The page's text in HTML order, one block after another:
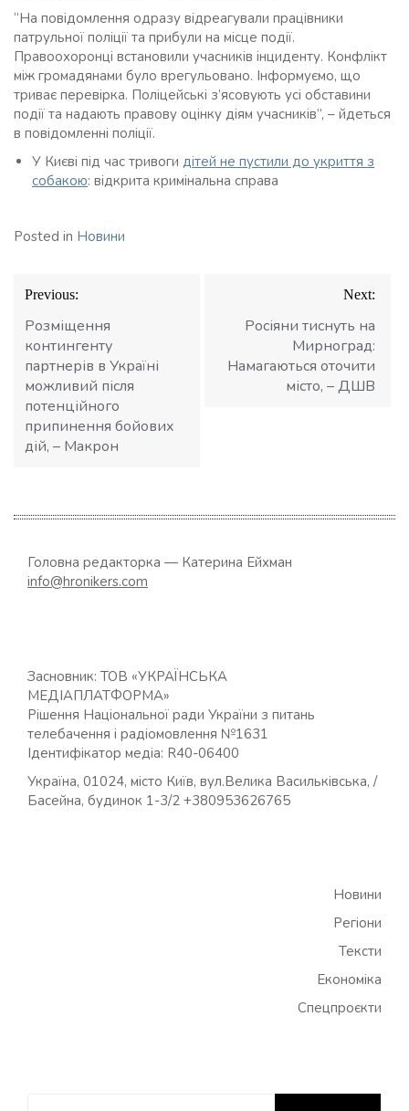
“На повідомлення одразу відреагували працівники
патрульної поліції та прибули на місце події.
Правоохоронці встановили учасників інциденту. Конфлікт
між громадянами було врегульовано. Інформуємо, що
триває перевірка. Поліцейські з’ясовують усі обставини
події та надають правову оцінку діям учасників”, – йдеться
в повідомленні поліції.
У Києві під час тривоги дітей не пустили до укриття з
собакою: відкрита кримінальна справа
Posted in Новини
Навігація
записів
Previous:
Розміщення
контингенту
партнерів в Україні
можливий після
потенційного
припинення бойових
дій, – Макрон
Next:
Росіяни тиснуть на
Мирноград:
Намагаються оточити
місто, – ДШВ
Головна редакторка — Катерина Ейхман
info@hronikers.com
Засновник: ТОВ «УКРАЇНСЬКА
МЕДІАПЛАТФОРМА»
Рішення Національної ради України з питань
телебачення і радіомовлення №1631
Ідентифікатор медіа: R40-06400
Україна, 01024, місто Київ, вул.Велика Васильківська, /
Басейна, будинок 1-3/2 +380953626765
Новини
Регіони
Тексти
Економіка
Спецпроєкти